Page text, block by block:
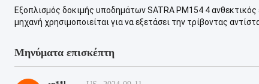
Εξοπλισμός δοκιμής υποδημάτων SATRA PM154 4
μηχανή χρησιμοποιείται για να εξετάσει την τρίβοντας
Μηνύματα επισκέπτη